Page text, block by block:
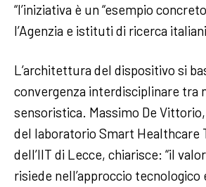
“l’iniziativa è un “esempio
l’Agenzia e istituti di ricerca italiani
L’architettura del dispositivo si
convergenza interdisciplinare tra
sensoristica. Massimo De
del laboratorio Smart Healthcare
dell’IIT di Lecce, chiarisce: “il
risiede nell’approccio